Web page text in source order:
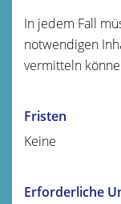
In jedem Fall
notwendigen
vermitteln
Fristen
Keine
Erforderliche